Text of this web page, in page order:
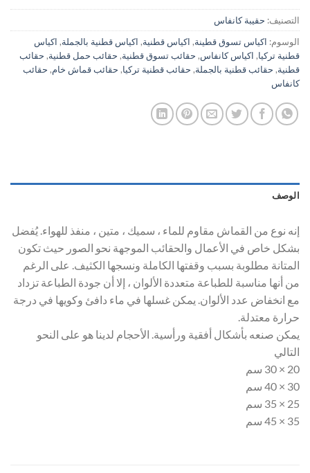
التصنيف: حقيبة كانفاس
الوسوم: اكياس تسوق قطينة, اكياس قطنية, اكياس قطنية بالجملة, اكياس
قطنية تركيا, اكياس كانفاس, حقائب تسوق قطنية, حقائب حمل قطنية, حقائب
قطنية, حقائب قطنية بالجملة, حقائب قطنية تركيا, حقائب قماش خام, حقائب
كانفاس
الوصف
إنه نوع من القماش مقاوم للماء ، سميك ، متين ، منفذ للهواء. يُفضل
بشكل خاص في الأعمال والحقائب الموجهة نحو الصور حيث تكون
المتانة مطلوبة بسبب وقفتها الكاملة ونسجها الكثيف. على الرغم
من أنها مناسبة للطباعة متعددة الألوان ، إلا أن جودة الطباعة تزداد
مع انخفاض عدد الألوان. يمكن غسلها في ماء دافئ وكويها في درجة
حرارة معتدلة.
يمكن صنعه بأشكال أفقية ورأسية. الأحجام لدينا هو على النحو
التالي
20 × 30 سم
30 × 40 سم
25 × 35 سم
35 × 45 سم